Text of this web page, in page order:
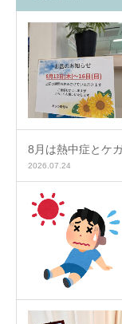
8月は熱中症とケ
2026.07.24